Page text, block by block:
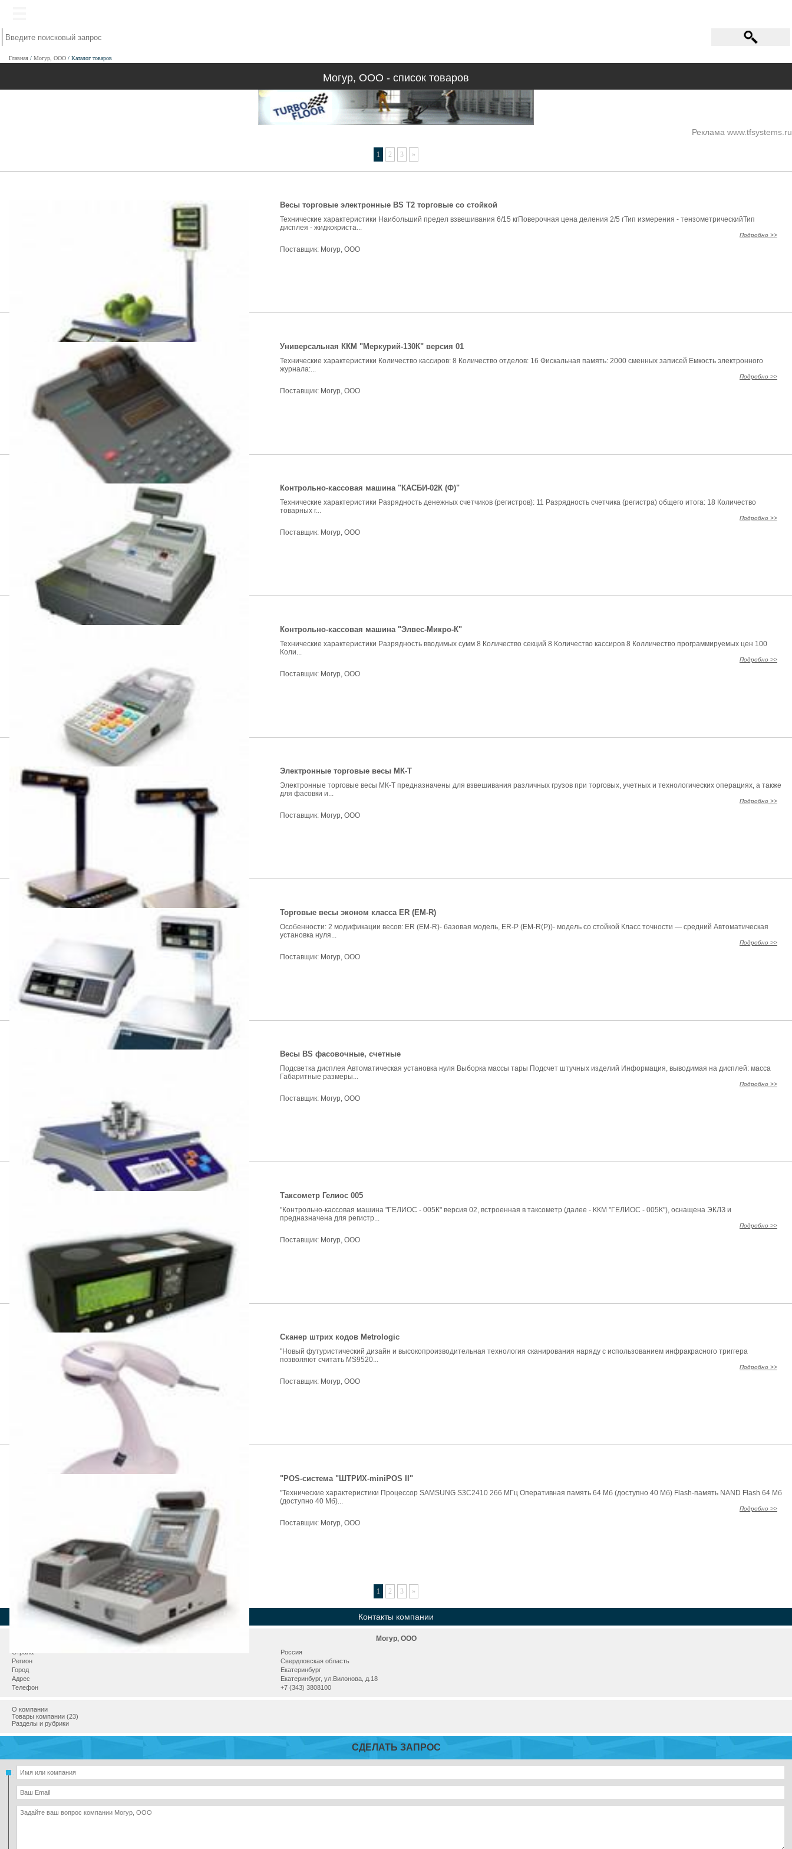
Главная Могур, ООО Каталог товаров
Могур, ООО - список товаров
Реклама www.tfsystems.ru
1 2 3 »
Весы торговые электронные BS T2 торговые со стойкой
Технические характеристики Наибольший предел взвешивания 6/15 кгПоверочная цена деления 2/5 гТип измерения - тензометрическийТип
дисплея - жидкокриста...
Подробно >>
Поставщик: Могур, ООО
Универсальная ККМ "Меркурий-130К" версия 01
Технические характеристики Количество кассиров: 8 Количество отделов: 16 Фискальная память: 2000 сменных записей Емкость электронного
журнала:...
Подробно >>
Поставщик: Могур, ООО
Контрольно-кассовая машина "КАСБИ-02К (Ф)"
Технические характеристики Разрядность денежных счетчиков (регистров): 11 Разрядность счетчика (регистра) общего итога: 18 Количество
товарных г...
Подробно >>
Поставщик: Могур, ООО
Контрольно-кассовая машина "Элвес-Микро-К"
Технические характеристики Разрядность вводимых сумм 8 Количество секций 8 Количество кассиров 8 Колличество программируемых цен 100
Коли...
Подробно >>
Поставщик: Могур, ООО
Электронные торговые весы МК-Т
Электронные торговые весы МК-Т предназначены для взвешивания различных грузов при торговых, учетных и технологических операциях, а также
для фасовки и...
Подробно >>
Поставщик: Могур, ООО
Торговые весы эконом класса ER (EM-R)
Особенности: 2 модификации весов: ER (EM-R)- базовая модель, ER-P (EM-R(P))- модель со стойкой Класс точности — средний Автоматическая
установка нуля...
Подробно >>
Поставщик: Могур, ООО
Весы BS фасовочные, счетные
Подсветка дисплея Автоматическая установка нуля Выборка массы тары Подсчет штучных изделий Информация, выводимая на дисплей: масса
Габаритные размеры...
Подробно >>
Поставщик: Могур, ООО
Таксометр Гелиос 005
"Контрольно-кассовая машина "ГЕЛИОС - 005К" версия 02, встроенная в таксометр (далее - ККМ "ГЕЛИОС - 005К"), оснащена ЭКЛЗ и
предназначена для регистр...
Подробно >>
Поставщик: Могур, ООО
Сканер штрих кодов Metrologic
"Новый футуристический дизайн и высокопроизводительная технология сканирования наряду с использованием инфракрасного триггера
позволяют считать MS9520...
Подробно >>
Поставщик: Могур, ООО
"POS-система "ШТРИХ-miniPOS II"
"Технические характеристики Процессор SAMSUNG S3C2410 266 МГц Оперативная память 64 Мб (доступно 40 Мб) Flash-память NAND Flash 64 Мб
(доступно 40 Мб)...
Подробно >>
Поставщик: Могур, ООО
1 2 3 »
Контакты компании
Могур, ООО
Страна
Россия
Регион
Свердловская область
Город
Екатеринбург
Адрес
Екатеринбург, ул.Вилонова, д.18
Телефон
+7 (343) 3808100
О компании
Товары компании (23)
Разделы и рубрики
СДЕЛАТЬ ЗАПРОС